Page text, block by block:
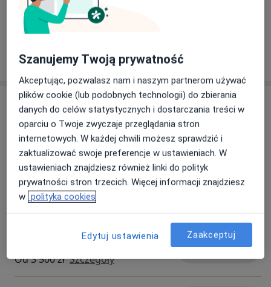
flebologia, tętniaki aorty, chirurgia tętnic szyjnych,
mikrochirurgia naczyniowa, dostępy naczyniowe do
leczeniu chorób tętnic i żył.
Doktor Kozak przyjmuje wyłącznie pacjentów
pełnoletnich.
12/12/2024
Usługi i ceny
Konsultacja + USG Doppler obu
kończyn
350 zł Szczegóły
Umów wizytę
Konsultacja chirurga naczyniowego
300 zł Szczegóły
Laserowe usuwanie żylaków
Od 3 500 zł Szczegóły
Umów wizytę
Szanujemy Twoją prywatność
Akceptując, pozwalasz nam i naszym partnerom używać
plików cookie (lub podobnych technologii) do zbierania
danych do celów statystycznych i dostarczania treści w
oparciu o Twoje zwyczaje przeglądania stron
internetowych. W każdej chwili możesz sprawdzić i
zaktualizować swoje preferencje w ustawieniach. W
ustawieniach znajdziesz również linki do polityk
prywatności stron trzecich. Więcej informacji znajdziesz
w polityka cookies
Edytuj ustawienia Zaakceptuj